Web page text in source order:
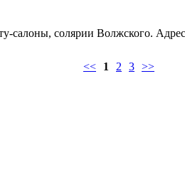
салоны, солярии Волжского.
<< 1 2 3 >>